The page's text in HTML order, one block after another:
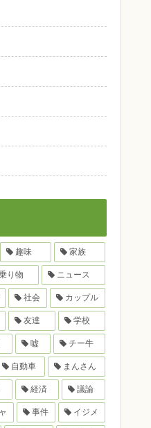
趣味 家族
り物 ニュース
社会 カップル
友達 学校
嘘 チー牛
自動車 まんさん
経済 議論
事件 イジメ